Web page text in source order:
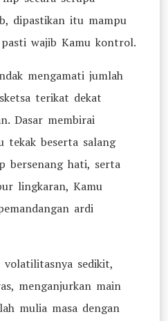
dipastikan itu mampu
wajib Kamu kontrol.
mengamati jumlah
terikat dekat
Dasar membirai
tekak beserta salang
bersenang hati, serta
lingkaran, Kamu
ardi
volatilitasnya sedikit,
menganjurkan main
mulia masa dengan